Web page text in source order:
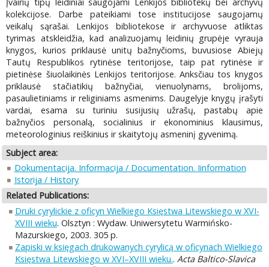
Įvairių tipų leidiniai saugojami Lenkijos bibliotekų bei archyvų
kolekcijose. Darbe pateikiami tose institucijose saugojamų
veikalų sąrašai. Lenkijos bibliotekose ir archyvuose atliktas
tyrimas atskleidžia, kad analizuojamų leidinių grupėje vyrauja
knygos, kurios priklausė unitų bažnyčioms, buvusiose Abiejų
Tautų Respublikos rytinėse teritorijose, taip pat rytinėse ir
pietinėse šiuolaikinės Lenkijos teritorijose. Anksčiau tos knygos
priklausė stačiatikių bažnyčiai, vienuolynams, brolijoms,
pasaulietiniams ir religiniams asmenims. Daugelyje knygų įrašyti
vardai, esama su turiniu susijusių užrašų, pastabų apie
bažnyčios personalą, socialinius ir ekonominius klausimus,
meteorologinius reiškinius ir skaitytojų asmeninį gyvenimą.
Subject area:
Dokumentacija. Informacija / Documentation. Iinformation
Istorija / History
Related Publications:
Druki cyrylickie z oficyn Wielkiego Księstwa Litewskiego w XVI-
XVIII wieku. Olsztyn : Wydaw. Uniwersytetu Warmińsko-
Mazurskiego, 2003. 305 p.
Zapiski w księgach drukowanych cyrylicą w oficynach Wielkiego
Księstwa Litewskiego w XVI–XVIII wieku.. Acta Baltico-Slavica